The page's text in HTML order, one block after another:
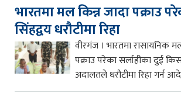
भारतमा मल किन्न जादा पक्राउ
सिंहद्वय धरौटीमा रिहा
वीरगंज । भारतमा रासायनिक
पक्राउ परेका सर्लाहीका दुई
अदालतले धरौटीमा रिहा गर्न